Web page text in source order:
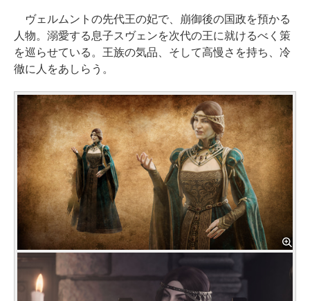
ヴェルムントの先代王の妃で、崩御後の国政を預かる
人物。溺愛する息子スヴェンを次代の王に就けるべく策
を巡らせている。王族の気品、そして高慢さを持ち、冷
徹に人をあしらう。